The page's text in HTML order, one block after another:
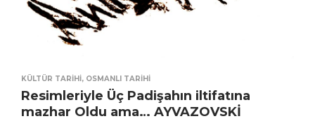
KÜLTÜR TARIHI, OSMANLI TARIHI
Resimleriyle Üç Padişahın iltifatına
mazhar Oldu ama… AYVAZOVSKİ